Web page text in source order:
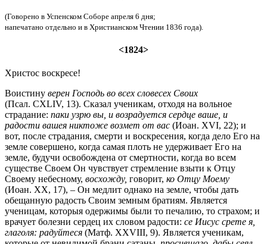
(Говорено в Успенском Соборе апреля 6 дня;
напечатано отдельно и в Христианском Чтении 1836 года).
<1824>
Христос воскресе!
Воистину верен Господь во всех словесех Своих
(Псал. CXLIV, 13). Сказал ученикам, отходя на вольное
страдание: паки узрю вы, и возрадуется сердце ваше, и
радости вашея никтоже возмет от вас (Иоан. XVI, 22); и
вот, после страдания, смерти и воскресения, когда дело Его на
земле совершено, когда самая плоть не удерживает Его на
земле, будучи освобождена от смертности, когда во всем
существе Своем Он чувствует стремление взыти к Отцу
Своему небесному, восхожду, говорит, ко Отцу Моему
(Иоан. XX, 17), – Он медлит однако на земле, чтобы дать
обещанную радость Своим земным братиям. Является
ученицам, которыя одержимы были то печалию, то страхом; и
врачует болезни сердец их словом радости: се Иисус срете я,
глаголя: радуйтеся (Матф. XXVIII, 9). Является ученикам,